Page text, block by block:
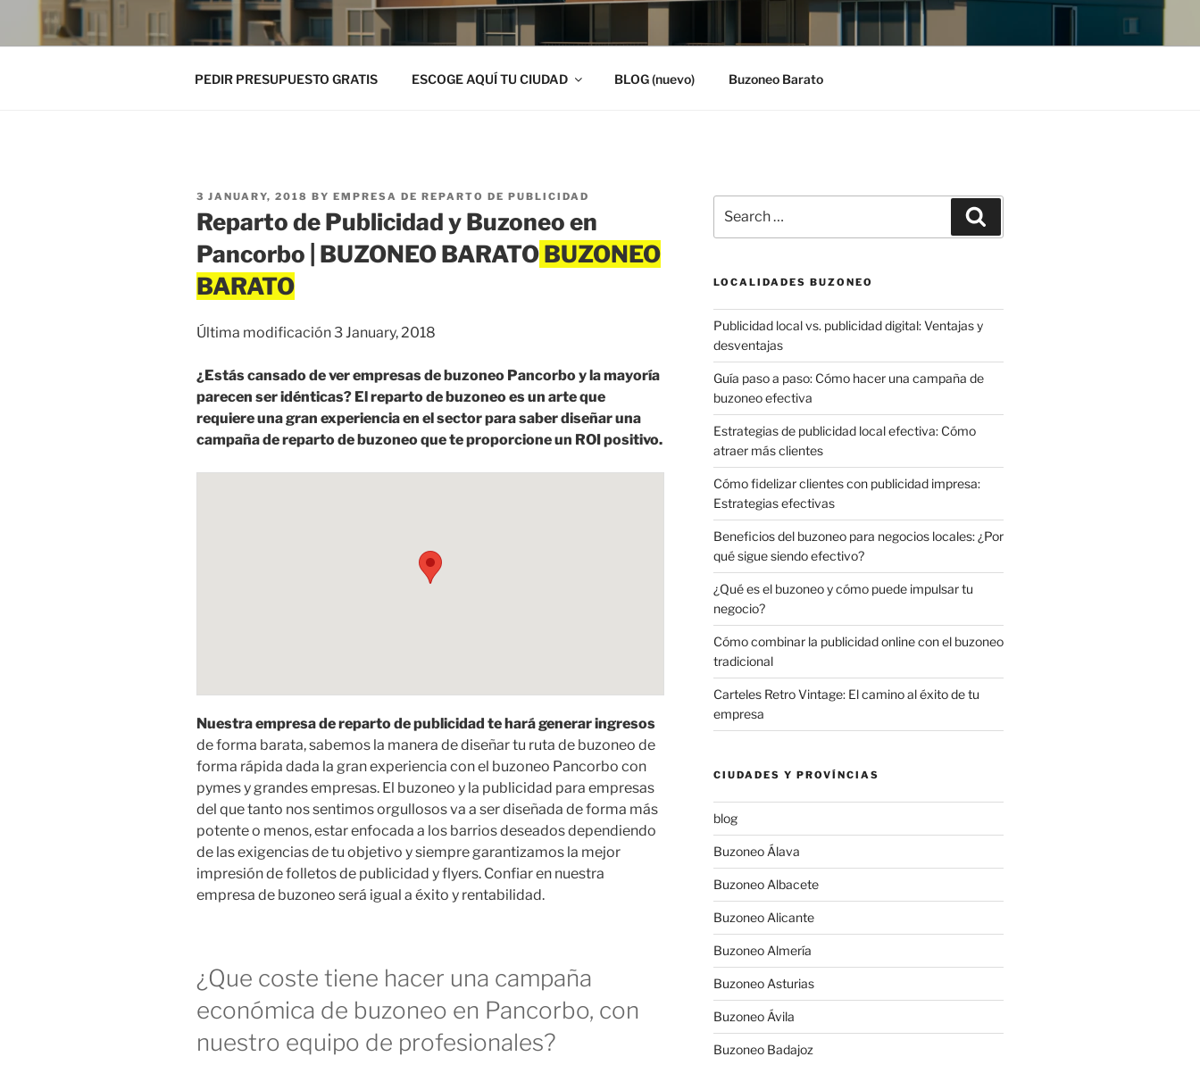
PEDIR PRESUPUESTO GRATIS ESCOGE AQUÍ TU CIUDAD BLOG (nuevo) Buzoneo Barato
POSTED
ON
3 JANUARY, 2018 BY EMPRESA DE REPARTO DE PUBLICIDAD
Reparto de Publicidad y Buzoneo en
Pancorbo | BUZONEO BARATO
Última modificación 3 January, 2018
¿Estás cansado de ver empresas de buzoneo Pancorbo y la mayoría
parecen ser idénticas? El reparto de buzoneo es un arte que
requiere una gran experiencia en el sector para saber diseñar una
campaña de reparto de buzoneo que te proporcione un ROI positivo.
Nuestra empresa de reparto de publicidad te hará generar ingresos
de forma barata, sabemos la manera de diseñar tu ruta de buzoneo de
forma rápida dada la gran experiencia con el buzoneo Pancorbo con
pymes y grandes empresas. El buzoneo y la publicidad para empresas
del que tanto nos sentimos orgullosos va a ser diseñada de forma más
potente o menos, estar enfocada a los barrios deseados dependiendo
de las exigencias de tu objetivo y siempre garantizamos la mejor
impresión de folletos de publicidad y flyers. Confiar en nuestra
empresa de buzoneo será igual a éxito y rentabilidad.
¿Que coste tiene hacer una campaña
económica de buzoneo en Pancorbo, con
nuestro equipo de profesionales?
for:
LOCALIDADES BUZONEO
Publicidad local vs. publicidad digital: Ventajas y
desventajas
Guía paso a paso: Cómo hacer una campaña de
buzoneo efectiva
Estrategias de publicidad local efectiva: Cómo
atraer más clientes
Cómo fidelizar clientes con publicidad impresa:
Estrategias efectivas
Beneficios del buzoneo para negocios locales: ¿Por
qué sigue siendo efectivo?
¿Qué es el buzoneo y cómo puede impulsar tu
negocio?
Cómo combinar la publicidad online con el buzoneo
tradicional
Carteles Retro Vintage: El camino al éxito de tu
empresa
CIUDADES Y PROVÍNCIAS
blog
Buzoneo Álava
Buzoneo Albacete
Buzoneo Alicante
Buzoneo Almería
Buzoneo Asturias
Buzoneo Ávila
Buzoneo Badajoz